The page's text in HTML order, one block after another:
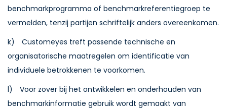
benchmarkprogramma of benchmarkreferentiegroep te
vermelden, tenzij partijen schriftelijk anders overeenkomen.
k) Customeyes treft passende technische en
organisatorische maatregelen om identificatie van
individuele betrokkenen te voorkomen.
l) Voor zover bij het ontwikkelen en onderhouden van
benchmarkinformatie gebruik wordt gemaakt van